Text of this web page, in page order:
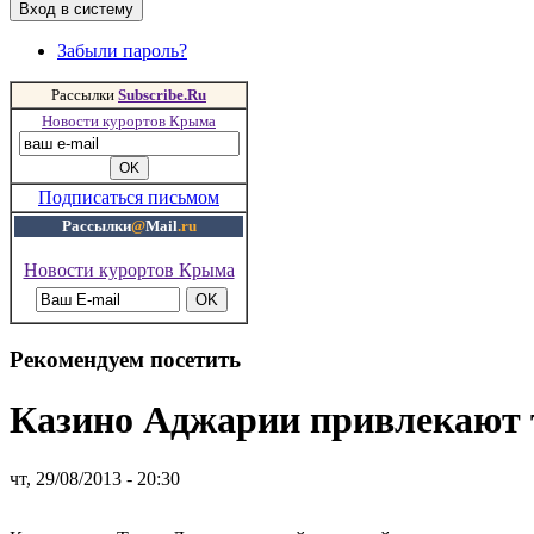
Забыли пароль?
Рассылки Subscribe.Ru
Новости курортов Крыма
Подписаться письмом
Рассылки@Mail.ru
Новости курортов Крыма
Рекомендуем посетить
Казино Аджарии привлекают
чт, 29/08/2013 - 20:30